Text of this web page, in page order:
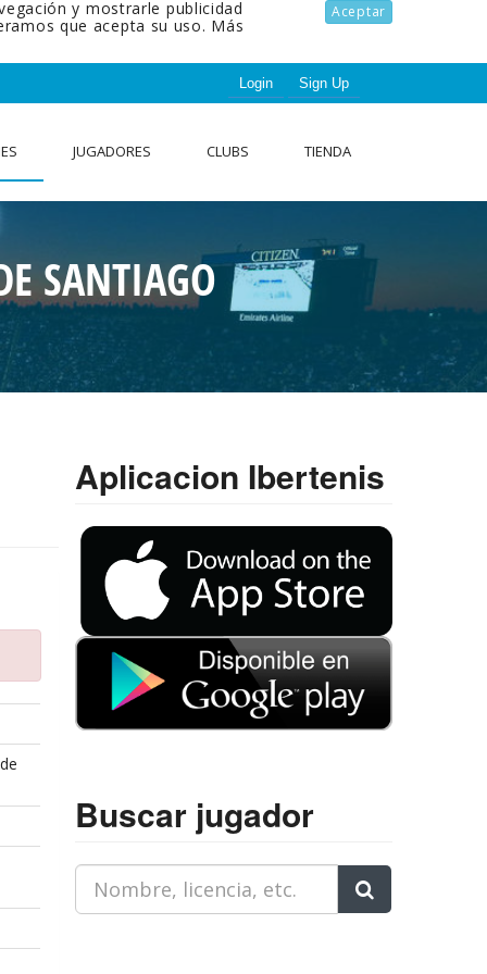
Aceptar
y mostrarle publicidad
que acepta su uso. Más
Login Sign Up
JUGADORES CLUBS TIENDA
SANTIAGO
Aplicacion Ibertenis
Buscar jugador